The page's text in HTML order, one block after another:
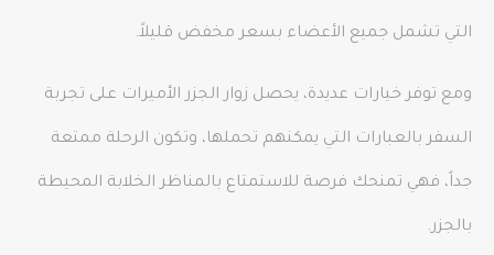
التي تشمل جميع الأعضاء بسعر مخفض قليلاً.
ومع توفر خيارات عديدة، يحصل زوار الجزر الأميرات على تجربة
السفر بالعبارات التي يمكنهم تحملها، وتكون الرحلة ممتعة
جداً، فهي تمنحك فرصة للاستمتاع بالمناظر الخلابة المحيطة
بالجزر.